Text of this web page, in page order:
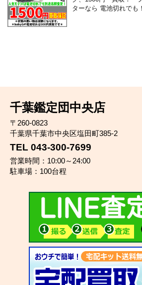
ターなら 電池切れでも
千葉鑑定団中央店
〒260-0823
千葉県千葉市中央区塩田町385-2
TEL 043-300-7699
営業時間：10:00～24:00
駐車場：100台程